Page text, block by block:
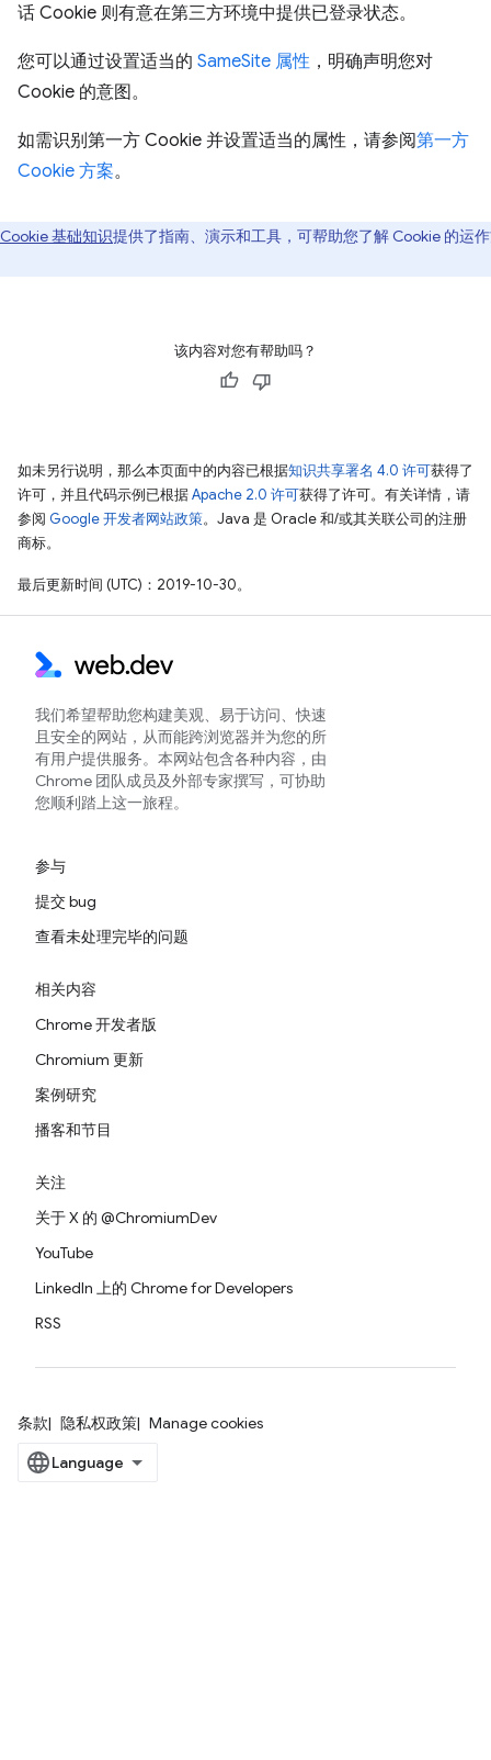
话 Cookie 则有意在第三方环境中提供已登录状态。
您可以通过设置适当的 SameSite 属性 ，明确声明您对
Cookie 的意图。
如需识别第一方 Cookie 并设置适当的属性，请参阅第一方
Cookie 方案。
Cookie 基础知识提供了指南、演示和工具，可帮助您了解 Cookie 的运
该内容对您有帮助吗？
如未另行说明，那么本页面中的内容已根据知识共享署名 4.0 许可获得了
许可，并且代码示例已根据Apache 2.0 许可获得了许可。有关详情，请
参阅 Google 开发者网站政策。Java 是 Oracle 和/或其关联公司的注册
商标。
最后更新时间 (UTC)：2019-10-30。
我们希望帮助您构建美观、易于访问、快速
且安全的网站，从而能跨浏览器并为您的所
有用户提供服务。本网站包含各种内容，由
Chrome 团队成员及外部专家撰写，可协助
您顺利踏上这一旅程。
参与
提交 bug
查看未处理完毕的问题
相关内容
Chrome 开发者版
Chromium 更新
案例研究
播客和节目
关注
关于 X 的 @ChromiumDev
YouTube
LinkedIn 上的 Chrome for Developers
RSS
条款 隐私权政策 Manage cookies